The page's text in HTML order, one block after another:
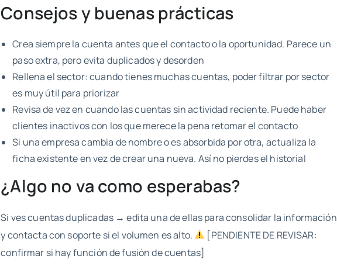
Consejos y buenas prácticas
Crea siempre la cuenta antes que el contacto o la oportunidad. Parece un
paso extra, pero evita duplicados y desorden
Rellena el sector: cuando tienes muchas cuentas, poder filtrar por sector
es muy útil para priorizar
Revisa de vez en cuando las cuentas sin actividad reciente. Puede haber
clientes inactivos con los que merece la pena retomar el contacto
Si una empresa cambia de nombre o es absorbida por otra, actualiza la
ficha existente en vez de crear una nueva. Así no pierdes el historial
¿Algo no va como esperabas?
Si ves cuentas duplicadas → edita una de ellas para consolidar la información
y contacta con soporte si el volumen es alto.
[PENDIENTE DE REVISAR:
confirmar si hay función de fusión de cuentas]